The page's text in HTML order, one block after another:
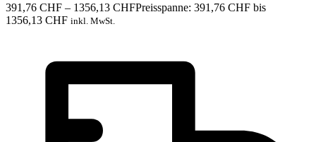
391,76 CHF – 1356,13 CHFPreisspanne: 391,76 CHF bis
1356,13 CHF inkl. MwSt.